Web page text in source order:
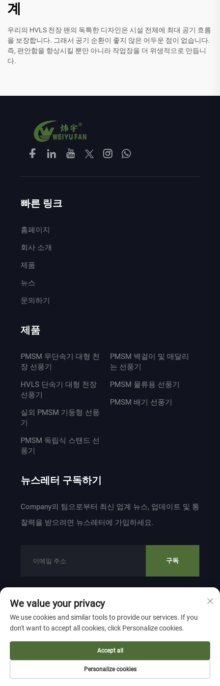
계
우리의 HVLS 천장 팬의 독특한 디자인은 시설 전체에 최대 공기 흐름
을 보장합니다. 그래서 공기 순환이 좋지 않은 어두운 점이 없습니다.
즉, 편안함을 향상시킬 뿐만 아니라 작업장을 더 위생적으로 만듭니
다.
빠른 링크
홈페이지
회사 소개
제품
뉴스
문의하기
제품
PMSM 무단속기 대형 천
장 선풍기
HVLS 단속기 대형 천장
선풍기
실외 PMSM 기둥형 선풍
기
PMSM 독립식 스탠드 선
풍기
PMSM 벽걸이 및 매달리
는 선풍기
PMSM 물류용 선풍기
PMSM 배기 선풍기
뉴스레터 구독하기
Company의 팀으로부터 최신 업계 뉴스, 업데이트 및 통
찰력을 받으려면 뉴스레터에 가입하세요.
구독
저작권 © 2024 ZHEJIANG WEIYU VENTILATION
ELECTROMECHANICAL CO.,LTD 소유
개인정보 보호 정책
맨 위로 이동
홈페이지 제품 소개 연락처
We value your privacy
We use cookies and similar tools to provide our services. If you
don't want to accept all cookies, click Personalize cookies.
Personalize cookies
Accept all